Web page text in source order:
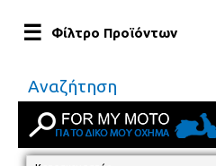
Φίλτρο Προϊόντων
Αναζήτηση